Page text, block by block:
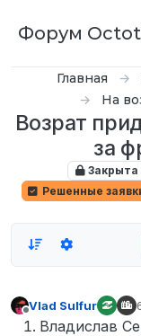
Форум
Главная
На
Возрат
за
Закрыта
Решенные
Не в сети
Vlad Sulfur
Владислав